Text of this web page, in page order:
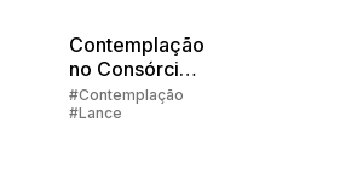
Contemplação
no Consórcio
Parte 2:
Sorteios e
#Contemplação
#Lance